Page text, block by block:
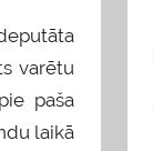
varētu
paša
laikā